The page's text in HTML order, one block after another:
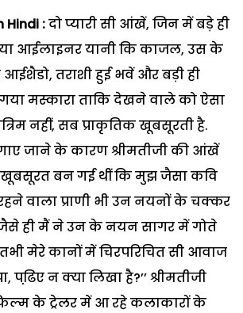
Hindi :दो प्यारी सी आंखें, जिन में बड़े ही
आईलाइनर यानी कि काजल, उस के
तराशी हुई भवें और बड़ी ही
मस्कारा ताकि देखने वाले को ऐसा
नहीं, सब प्राकृतिक खूबसूरती है.
जाने के कारण श्रीमतीजी की आंखें
खूबसूरत बन गई थीं कि मुझ जैसा कवि
वाला प्राणी भी उन नयनों के चक्कर
ही मैं ने उन के नयन सागर में गोते
मेरे कानों में चिरपरिचित सी आवाज
पढि़ए न क्या लिखा है?’’ श्रीमतीजी
के ट्रेलर में आ रहे कलाकारों के